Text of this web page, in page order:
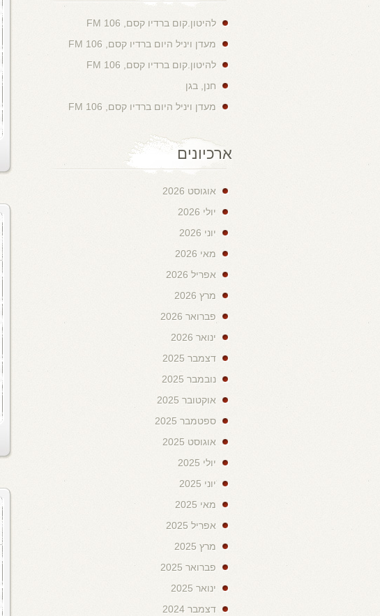
להיטון.קום ברדיו קסם, 106 FM
מעדן ויניל היום ברדיו קסם, 106 FM
להיטון.קום ברדיו קסם, 106 FM
חנן, בגן
מעדן ויניל היום ברדיו קסם, 106 FM
ארכיונים
אוגוסט 2026
יולי 2026
יוני 2026
מאי 2026
אפריל 2026
מרץ 2026
פברואר 2026
ינואר 2026
דצמבר 2025
נובמבר 2025
אוקטובר 2025
ספטמבר 2025
אוגוסט 2025
יולי 2025
יוני 2025
מאי 2025
אפריל 2025
מרץ 2025
פברואר 2025
ינואר 2025
דצמבר 2024